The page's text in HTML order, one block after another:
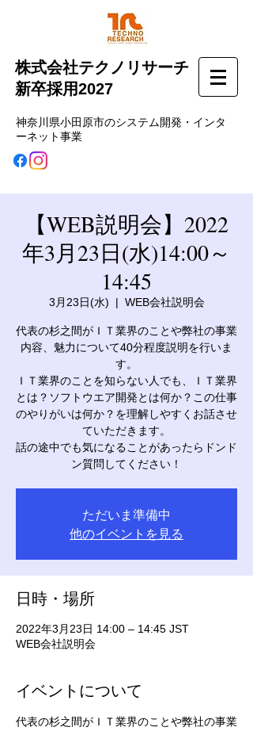
株式会社テクノリサーチ
新卒採用2027
神奈川県小田原市のシステム開発・インタ
ーネット事業
【WEB説明会】2022
年3月23日(水)14:00～
14:45
3月23日(水)
  |
WEB会社説明会
代表の杉之間がＩＴ業界のことや弊社の事業
内容、魅力について40分程度説明を行いま
す。
ＩＴ業界のことを知らない人でも、ＩＴ業界
とは？ソフトウエア開発とは何か？この仕事
のやりがいは何か？を理解しやすくお話させ
ていただきます。
話の途中でも気になることがあったらドンド
ン質問してください！
ただいま準備中
他のイベントを見る
日時・場所
2022年3月23日 14:00 – 14:45 JST
WEB会社説明会
イベントについて
代表の杉之間がＩＴ業界のことや弊社の事業